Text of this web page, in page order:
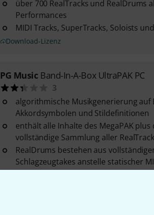
über 700 RealTracks und RealDrums
Performances
MIDI Tracks, SuperTracks, Soloists
Download-Lizenz
PG Music Band-In-A-Box UltraPAK PC
3
algorithmische Musikgenerierung auf
Akkordsymbolen und Stildefinitionen
enthält alle Inhalte des MegaPAK plus
vollständige Sammlung aller
RealDrums bestehen aus
Schlagzeugtakes anstelle statischer